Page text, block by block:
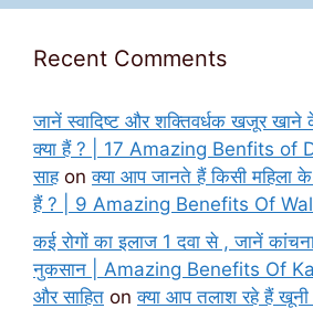
Recent Comments
जानें स्वादिष्ट और शक्तिवर्धक खजूर
क्या हैं ? | 17 Amazing Benfits of
साहonक्या आप जानते हैं किसी महिला
हैं ? | 9 Amazing Benefits Of
कई रोगों का इलाज 1 दवा से , जानें
नुकसान | Amazing Benefits Of
और साहित onक्या आप तलाश रहे हैं खूनी